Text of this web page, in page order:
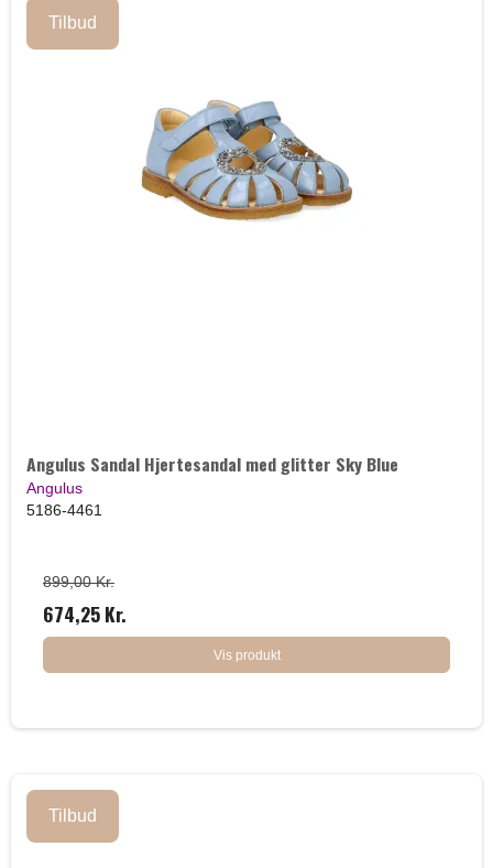
Tilbud
Angulus Sandal Hjertesandal med glitter Sky Blue
Angulus
5186-4461
899,00 Kr.
674,25 Kr.
Vis produkt
Tilbud